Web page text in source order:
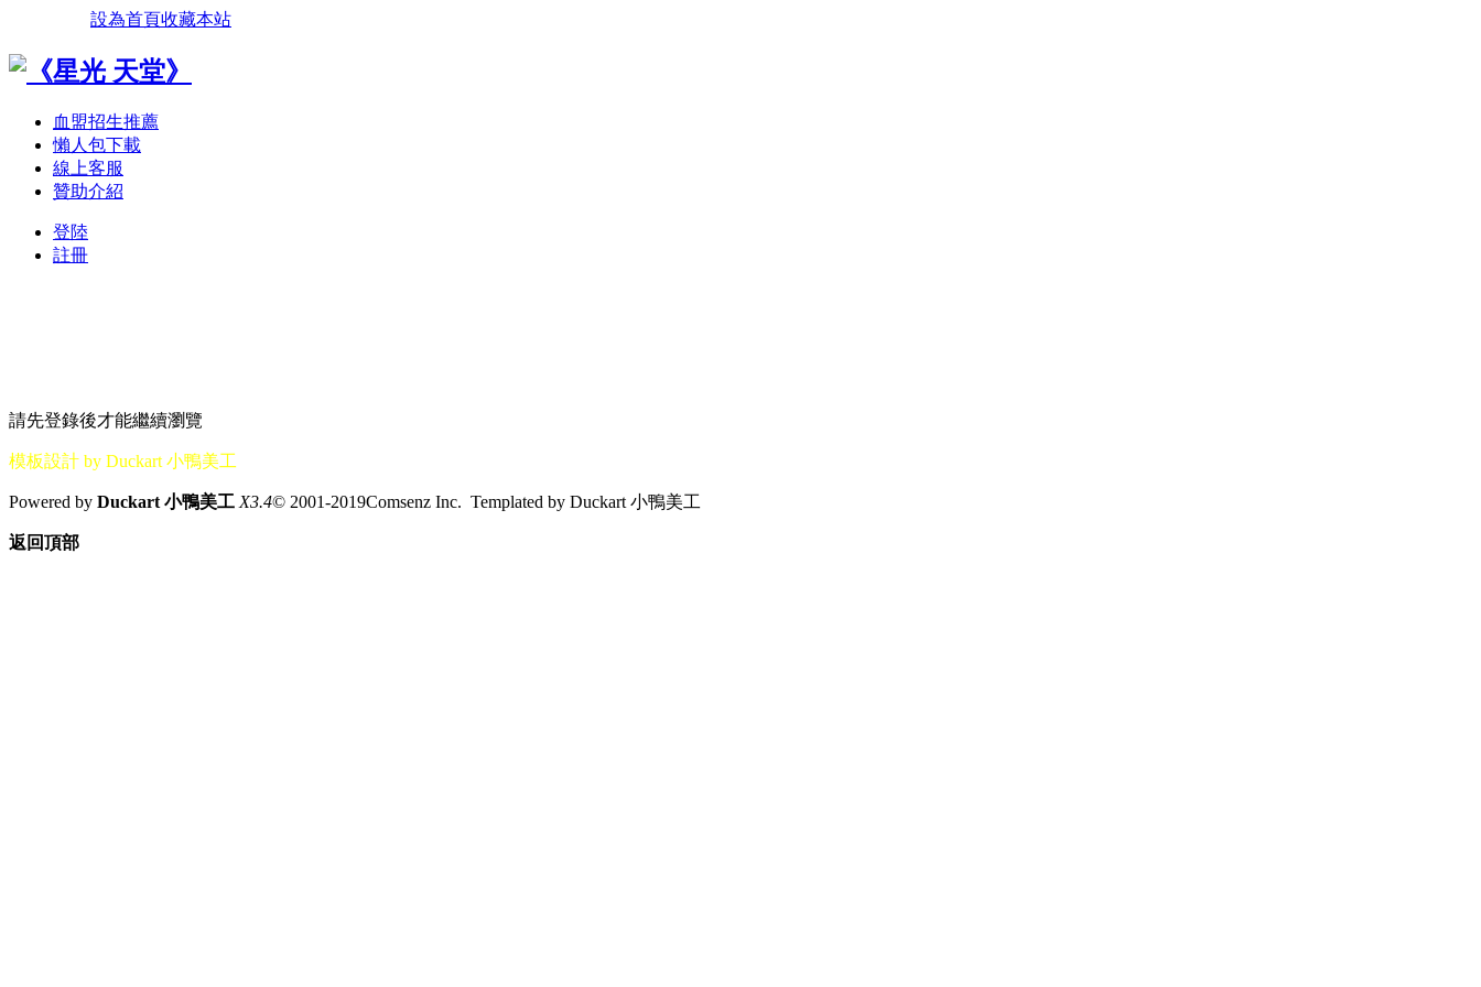
設為首頁收藏本站
血盟招生推薦
懶人包下載
線上客服
贊助介紹
登陸
註冊
請先登錄後才能繼續瀏覽
模板設計 by Duckart 小鴨美工
Powered by Duckart 小鴨美工 X3.4© 2001-2019Comsenz Inc. Templated by Duckart 小鴨美工
返回頂部